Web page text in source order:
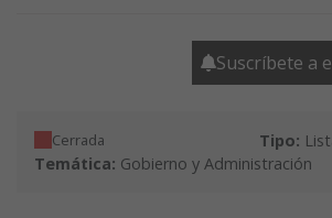
Suscríbete a
Cerrada Tipo:
Temática: Gobierno y Administración